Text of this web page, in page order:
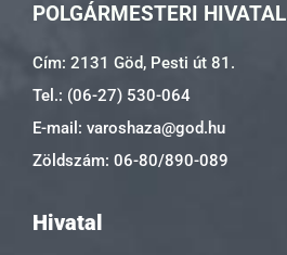
POLGÁRMESTERI HIVATAL
Cím: 2131 Göd, Pesti út 81.
Tel.: (06-27) 530-064
E-mail: varoshaza@god.hu
Zöldszám: 06-80/890-089
Hivatal